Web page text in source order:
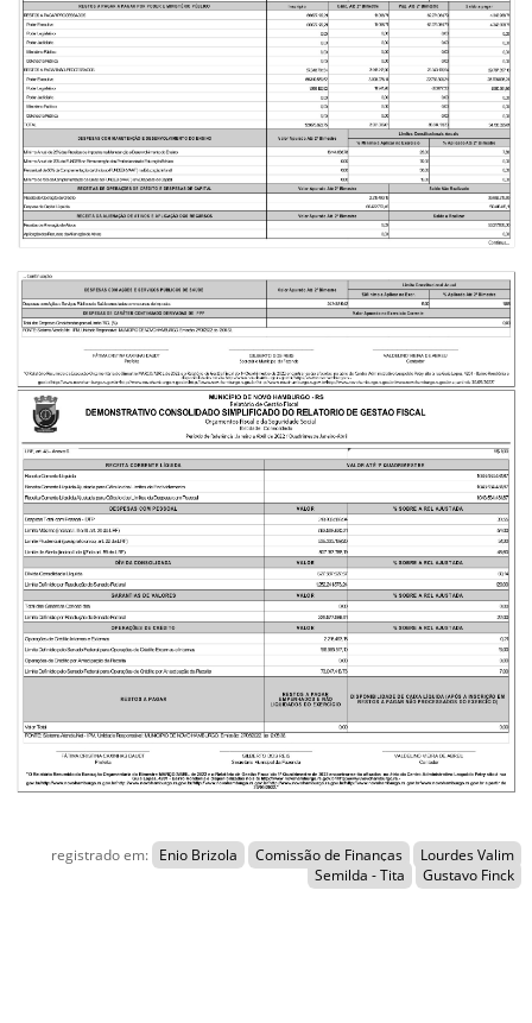
registrado em: Enio Brizola Comissão de Finanças
Lourdes Valim
Semilda - Tita
Gustavo Finck